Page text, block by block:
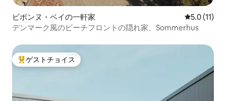
ビボンヌ・ベイの一軒家 レビュー11
5.0 (11)
デンマーク風のビーチフロントの隠れ家、Sommerhus
大好評のゲストチョイスです。
ゲストチョイス